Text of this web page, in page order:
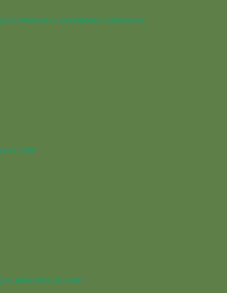
для йеменских и пантеровых хамелеонов
для игуан
для древесных лягушек